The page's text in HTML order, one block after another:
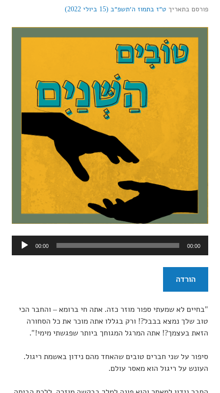
פורסם בתאריך ט״ז בתמוז ה׳תשפ״ב (15 ביולי 2022)
אודיו
00:00 00:00
הורדה
"בחיים לא שמעתי ספור מוזר כזה. אתה חי ברומא – והחבר הכי
טוב שלך נמצא בבבל?! ורק בגללו אתה מוכר את כל הסחורה
הזאת בעצמך?! אתה המרגל המגוחך ביותר שפגשתי מימי!".
סיפור על שני חברים טובים שהאחד מהם נידון באשמת ריגול.
העונש על ריגול הוא מאסר עולם.